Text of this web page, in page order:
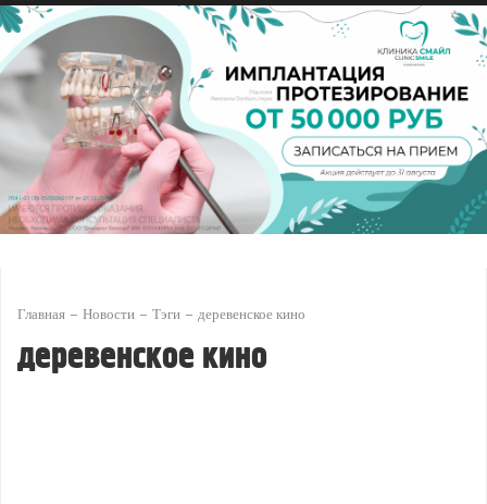
Главная Новости Тэги деревенское кино
деревенское кино